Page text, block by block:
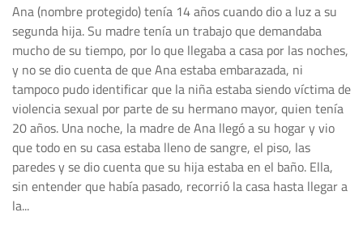
Ana (nombre protegido) tenía 14 años cuando dio a luz a su
segunda hija. Su madre tenía un trabajo que demandaba
mucho de su tiempo, por lo que llegaba a casa por las noches,
y no se dio cuenta de que Ana estaba embarazada, ni
tampoco pudo identificar que la niña estaba siendo víctima de
violencia sexual por parte de su hermano mayor, quien tenía
20 años. Una noche, la madre de Ana llegó a su hogar y vio
que todo en su casa estaba lleno de sangre, el piso, las
paredes y se dio cuenta que su hija estaba en el baño. Ella,
sin entender que había pasado, recorrió la casa hasta llegar a
la...